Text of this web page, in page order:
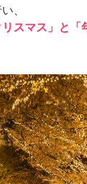
、
スマス」と「